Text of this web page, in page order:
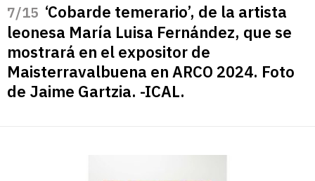
/15 ‘Cobarde temerario’, de la artista
leonesa María Luisa Fernández, que se
mostrará en el expositor de
Maisterravalbuena en ARCO 2024. Foto
de Jaime Gartzia. -ICAL.